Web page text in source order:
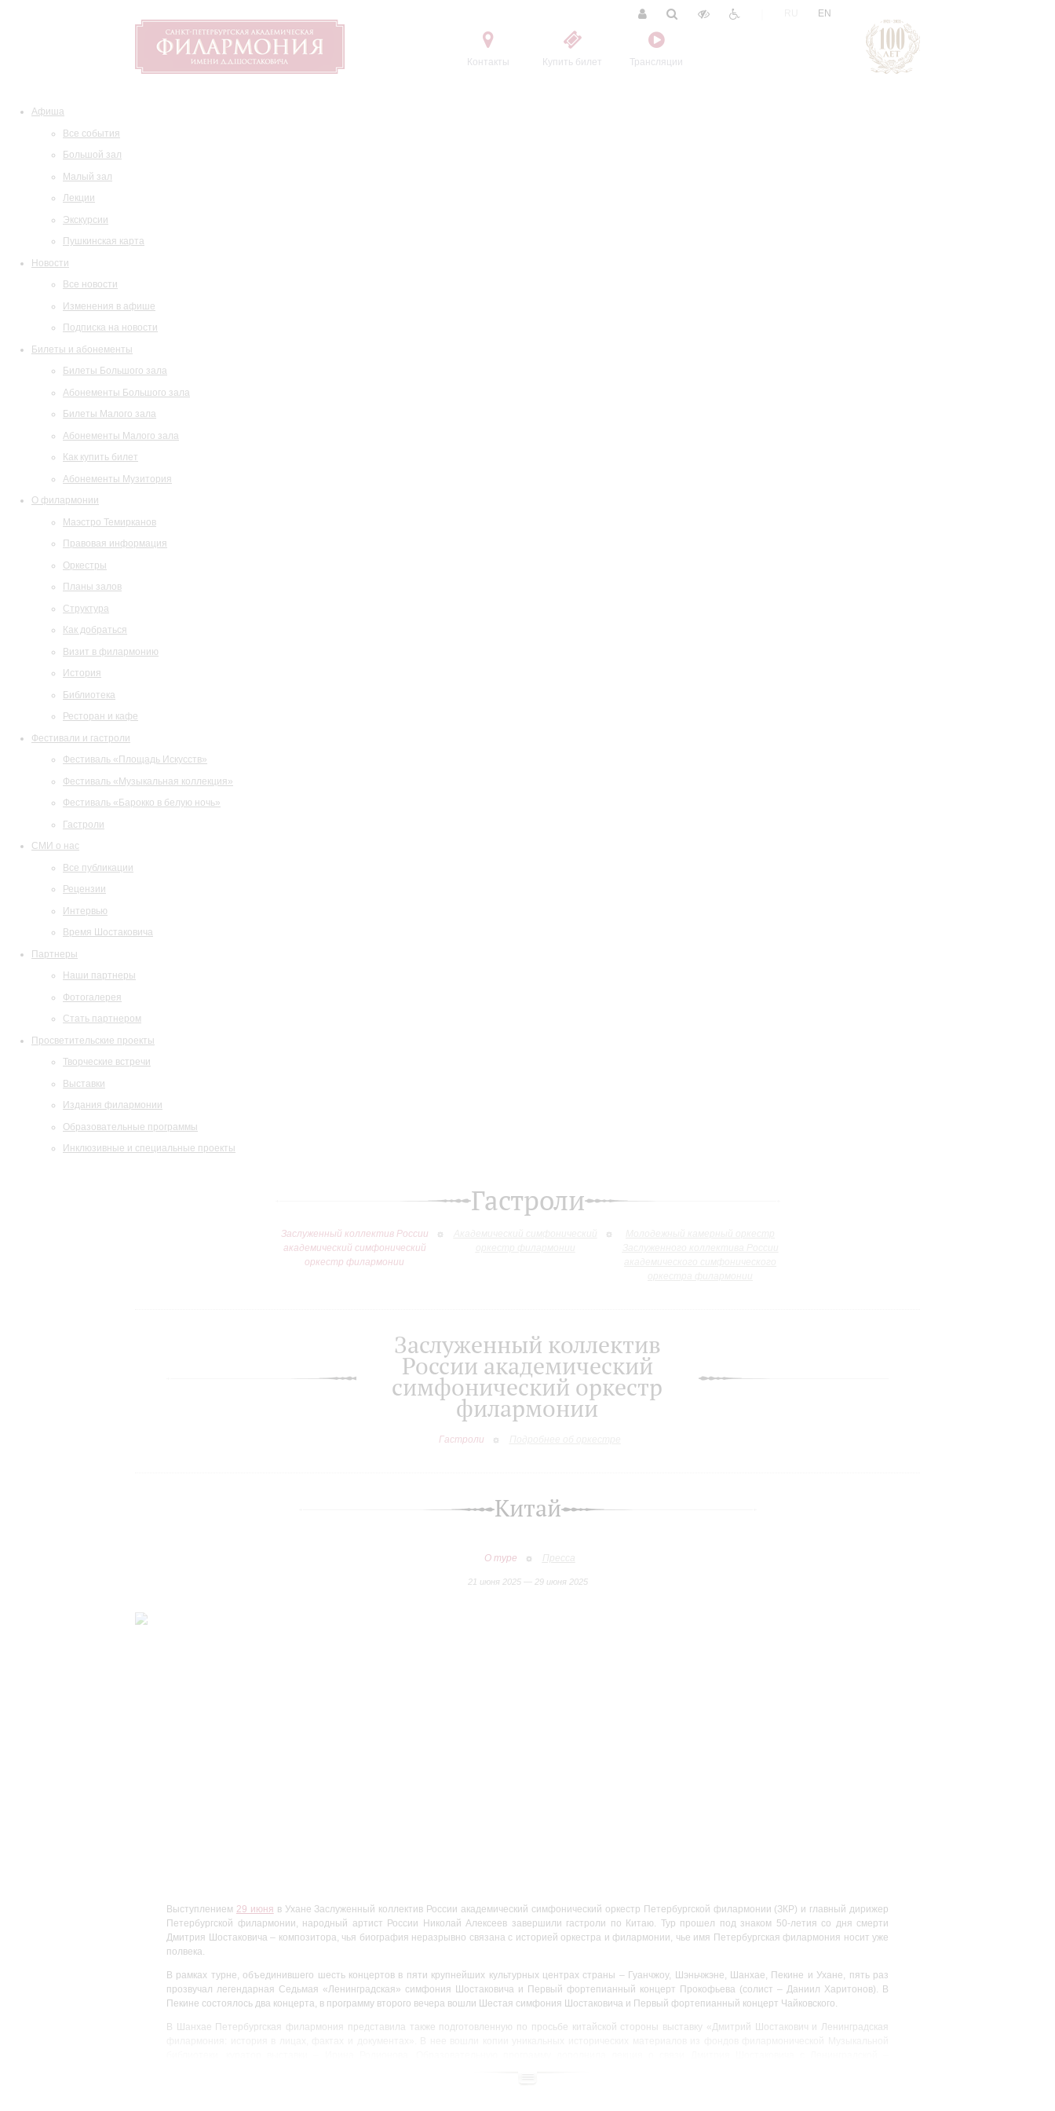
Контакты Купить билет Трансляции
EN
Афиша
Все события
Большой зал
Малый зал
Лекции
Экскурсии
Пушкинская карта
Новости
Все новости
Изменения в афише
Подписка на новости
Билеты и абонементы
Билеты Большого зала
Абонементы Большого зала
Билеты Малого зала
Абонементы Малого зала
Как купить билет
Абонементы Музитория
О филармонии
Маэстро Темирканов
Правовая информация
Оркестры
Планы залов
Структура
Как добраться
Визит в филармонию
История
Библиотека
Ресторан и кафе
Фестивали и гастроли
Фестиваль «Площадь Искусств»
Фестиваль «Музыкальная коллекция»
Фестиваль «Барокко в белую ночь»
Гастроли
СМИ о нас
Все публикации
Рецензии
Интервью
Время Шостаковича
Партнеры
Наши партнеры
Фотогалерея
Стать партнером
Просветительские проекты
Творческие встречи
Выставки
Издания филармонии
Образовательные программы
Инклюзивные и специальные проекты
Гастроли
Заслуженный коллектив России
академический симфонический
оркестр филармонии
Заслуженный коллектив
России академический
симфонический оркестр
филармонии
Гастроли
Китай
О туре Пресса
21 июня 2025 — 29 июня 2025
Выступлением 29 июня в Ухане Заслуженный коллектив России академический симфонический оркестр Петербургской филармонии (ЗКР) и главный дирижер
Петербургской филармонии, народный артист России Николай Алексеев завершили гастроли по Китаю. Тур прошел под знаком 50-летия со дня смерти
Дмитрия Шостаковича – композитора, чья биография неразрывно связана с историей оркестра и филармонии, чье имя Петербургская филармония носит уже
полвека.
В рамках турне, объединившего шесть концертов в пяти крупнейших культурных центрах страны – Гуанчжоу, Шэньчжэне, Шанхае, Пекине и Ухане, пять раз
прозвучал легендарная Седьмая «Ленинградская» симфония Шостаковича и Первый фортепианный концерт Прокофьева (солист – Даниил Харитонов). В
Пекине состоялось два концерта, в программу второго вечера вошли Шестая симфония Шостаковича и Первый фортепианный концерт Чайковского.
В Шанхае Петербургская филармония представила также подготовленную по просьбе китайской стороны выставку «Дмитрий Шостакович и Ленинградская